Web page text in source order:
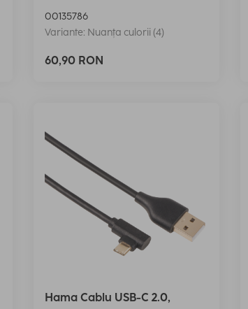
00135786
Variante: Nuanța culorii (4)
60,90 RON
Hama Cablu USB-C 2.0,